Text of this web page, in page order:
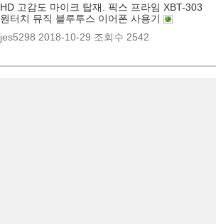
HD 고감도 마이크 탑재. 픽스 프라임 XBT-303
원터치 뮤직 블루투스 이어폰 사용기
jes5298 2018-10-29 조회수 2542